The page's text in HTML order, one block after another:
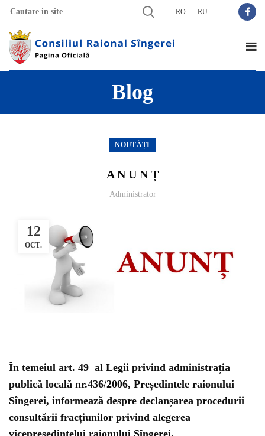
RO RU
Blog
NOUTĂȚI
A N U N Ț
Administrator
12
OCT.
În temeiul art. 49 al Legii privind administrația
publică locală nr.436/2006, Președintele raionului
Sîngerei, informează despre declanșarea procedurii
consultării fracțiunilor privind alegerea
vicepreședintelui raionului Sîngerei.